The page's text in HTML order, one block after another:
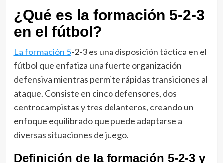
¿Qué es la formación 5-2-3
en el fútbol?
La formación 5-2-3 es una disposición táctica en el
fútbol que enfatiza una fuerte organización
defensiva mientras permite rápidas transiciones al
ataque. Consiste en cinco defensores, dos
centrocampistas y tres delanteros, creando un
enfoque equilibrado que puede adaptarse a
diversas situaciones de juego.
Definición de la formación 5-2-3 y